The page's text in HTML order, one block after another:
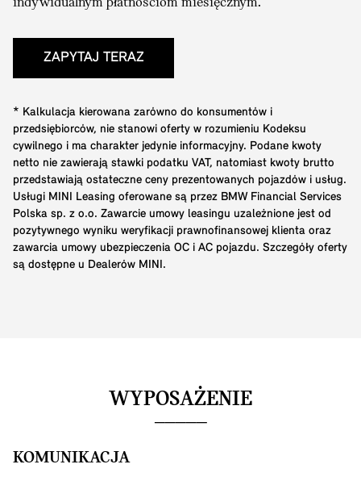
ZAPYTAJ TERAZ
* Kalkulacja kierowana zarówno do konsumentów i
przedsiębiorców, nie stanowi oferty w rozumieniu Kodeksu
cywilnego i ma charakter jedynie informacyjny. Podane kwoty
netto nie zawierają stawki podatku VAT, natomiast kwoty brutto
przedstawiają ostateczne ceny prezentowanych pojazdów i usług.
Usługi MINI Leasing oferowane są przez BMW Financial Services
Polska sp. z o.o. Zawarcie umowy leasingu uzależnione jest od
pozytywnego wyniku weryfikacji prawnofinansowej klienta oraz
zawarcia umowy ubezpieczenia OC i AC pojazdu. Szczegóły oferty
są dostępne u Dealerów MINI.
WYPOSAŻENIE
KOMUNIKACJA